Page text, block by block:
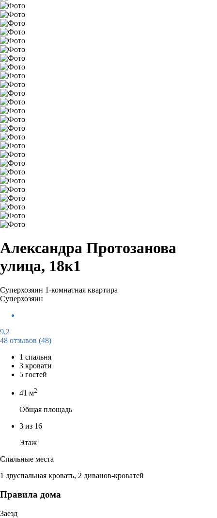
Александра Протозанова
улица, 18к1
Суперхозяин 1-комнатная квартира
Суперхозяин
9,2
48 отзывов (48)
1 спальня
3 кровати
5 гостей
41 м2
Общая площадь
3 из 16
Этаж
Спальные места
1 двуспальная кровать, 2 диванов-кроватей
Правила дома
Заезд